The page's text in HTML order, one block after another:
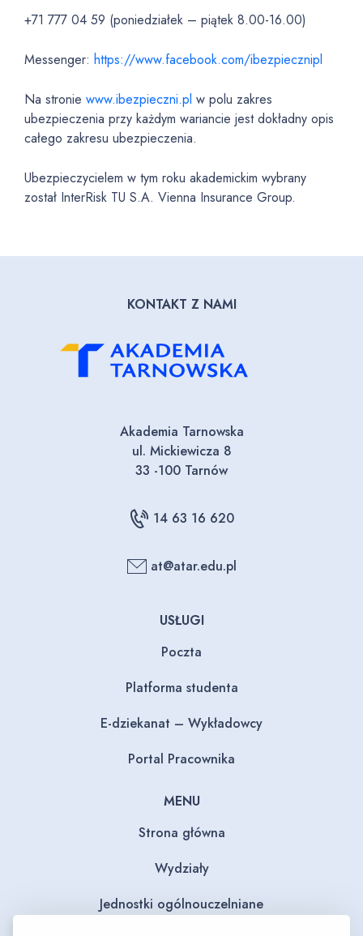
+71 777 04 59 (poniedziałek – piątek 8.00-16.00)
Messenger: https://www.facebook.com/ibezpiecznipl
Na stronie www.ibezpieczni.pl w polu zakres
ubezpieczenia przy każdym wariancie jest dokładny opis
całego zakresu ubezpieczenia.
Ubezpieczycielem w tym roku akademickim wybrany
został InterRisk TU S.A. Vienna Insurance Group.
KONTAKT Z NAMI
Akademia Tarnowska
ul. Mickiewicza 8
33 -100 Tarnów
14 63 16 620
at@atar.edu.pl
USŁUGI
Poczta
Platforma studenta
E-dziekanat – Wykładowcy
Portal Pracownika
MENU
Strona główna
Wydziały
Jednostki ogólnouczelniane